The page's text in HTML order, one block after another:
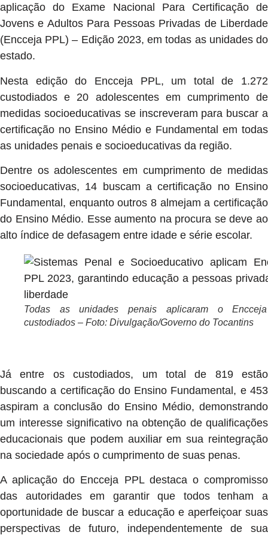
aplicação do Exame Nacional Para Certificação de
Jovens e Adultos Para Pessoas Privadas de Liberdade
(Encceja PPL) – Edição 2023, em todas as unidades do
estado.
Nesta edição do Encceja PPL, um total de 1.272
custodiados e 20 adolescentes em cumprimento de
medidas socioeducativas se inscreveram para buscar a
certificação no Ensino Médio e Fundamental em todas
as unidades penais e socioeducativas da região.
Dentre os adolescentes em cumprimento de medidas
socioeducativas, 14 buscam a certificação no Ensino
Fundamental, enquanto outros 8 almejam a certificação
do Ensino Médio. Esse aumento na procura se deve ao
alto índice de defasagem entre idade e série escolar.
Todas as unidades penais aplicaram o
custodiados – Foto: Divulgação/Governo do Tocantins
Já entre os custodiados, um total de 819 estão
buscando a certificação do Ensino Fundamental, e 453
aspiram a conclusão do Ensino Médio, demonstrando
um interesse significativo na obtenção de qualificações
educacionais que podem auxiliar em sua reintegração
na sociedade após o cumprimento de suas penas.
A aplicação do Encceja PPL destaca o compromisso
das autoridades em garantir que todos tenham a
oportunidade de buscar a educação e aperfeiçoar suas
perspectivas de futuro, independentemente de sua